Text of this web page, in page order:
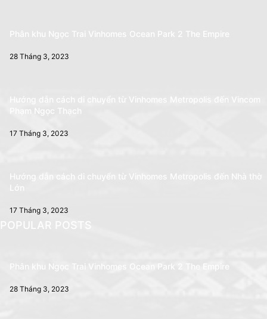
Phân khu Ngọc Trai Vinhomes Ocean Park 2 The Empire
28 Tháng 3, 2023
Hướng dẫn cách di chuyển từ Vinhomes Metropolis đến Vincom
Phạm Ngọc Thạch
17 Tháng 3, 2023
Hướng dẫn cách di chuyển từ Vinhomes Metropolis đến Nhà thờ
Lớn
17 Tháng 3, 2023
POPULAR POSTS
Phân khu Ngọc Trai Vinhomes Ocean Park 2 The Empire
28 Tháng 3, 2023